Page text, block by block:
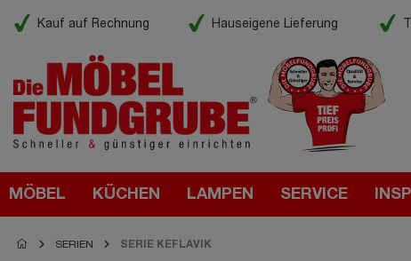
Kauf auf Rechnung Hauseigene Lieferung
MÖBEL KÜCHEN LAMPEN SERVICE
SERIEN SERIE KEFLAVIK